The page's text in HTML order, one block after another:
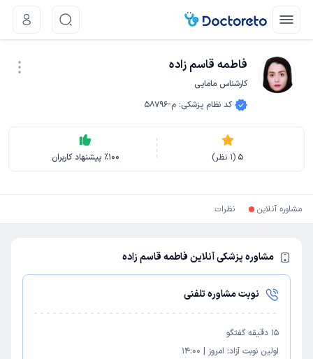
فاطمه قاسم زاده
کارشناس مامایی
کد نظام پزشکی: م-58796
5
(
1 نظر) ٪100 پیشنهاد کاربران
مشاوره آنلاین نظرات
مشاوره پزشکی آنلاین فاطمه قاسم زاده
نوبت مشاوره تلفنی
15 دقیقه گفتگو
اولین نوبت آزاد: امروز |
14:00